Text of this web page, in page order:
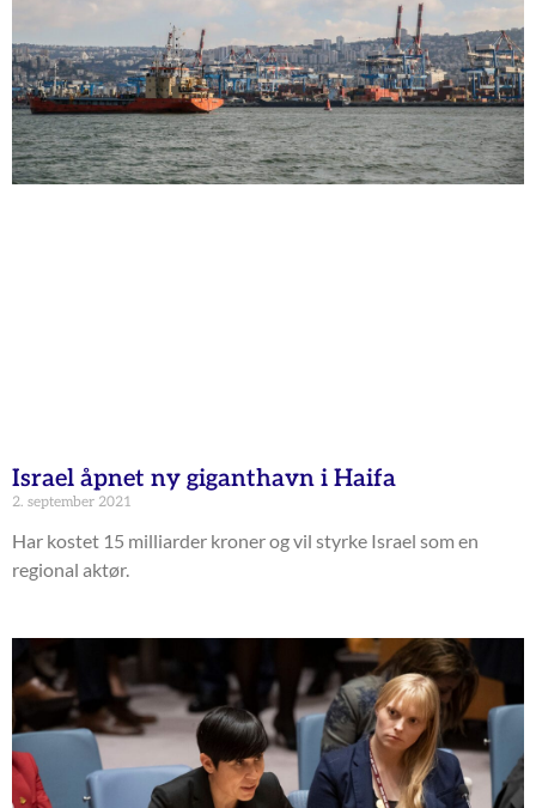
Israel åpnet ny giganthavn i Haifa
2. september 2021
Har kostet 15 milliarder kroner og vil styrke Israel som en
regional aktør.